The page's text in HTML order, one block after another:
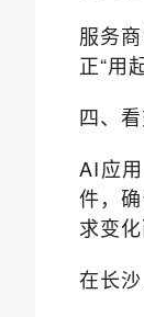
服务
正“用
四、
AI应
件，
求变化
在长沙